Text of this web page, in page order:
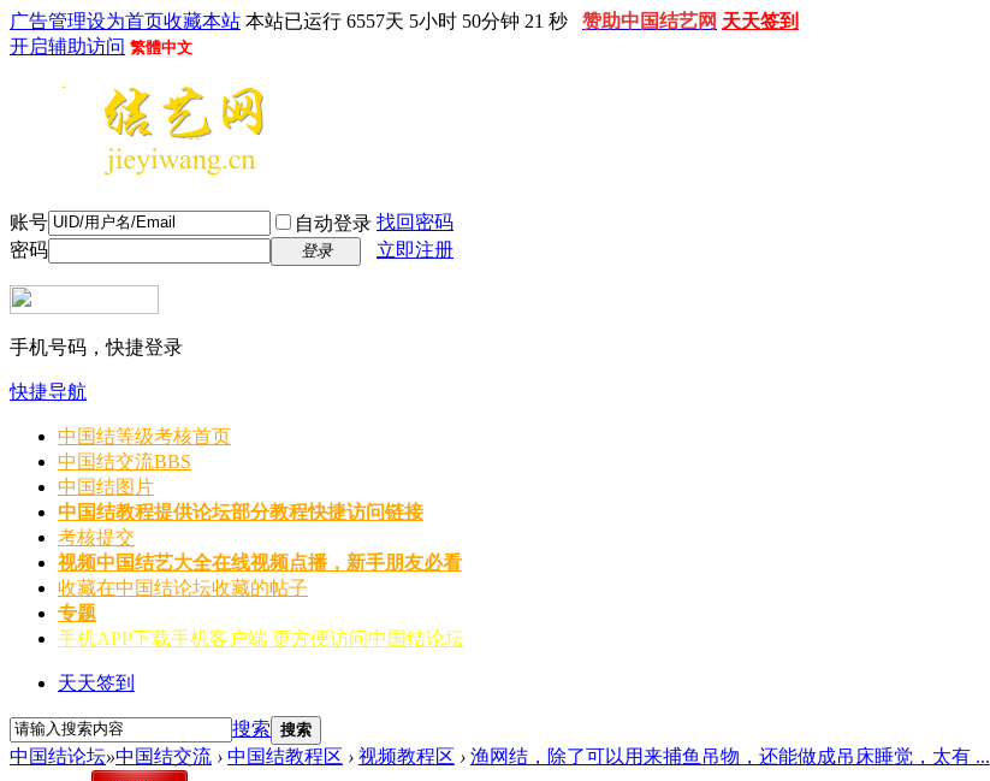
广告管理设为首页收藏本站 本站已运行 6557天 5小时 50分钟 22 秒 赞助中国结艺网 天天签到
开启辅助访问 繁體中文
账号 自动登录 找回密码
密码
登录 立即注册
手机号码，快捷登录
快捷导航
中国结等级考核首页
中国结交流BBS
中国结图片
中国结教程提供论坛部分教程快捷访问链接
考核提交
视频中国结艺大全在线视频点播，新手朋友必看
收藏在中国结论坛收藏的帖子
专题
手机APP下载手机客户端 更方便访问中国结论坛
天天签到
搜索 搜索
中国结论坛»中国结交流 › 中国结教程区 › 视频教程区 › 渔网结，除了可以用来捕鱼吊物，还能做成吊床睡觉，太有 ...